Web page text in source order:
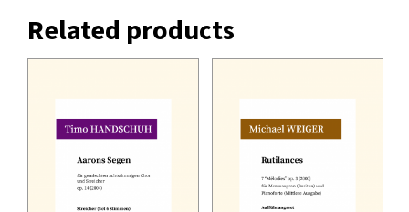
Related products